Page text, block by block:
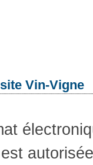
Vin-Vigne